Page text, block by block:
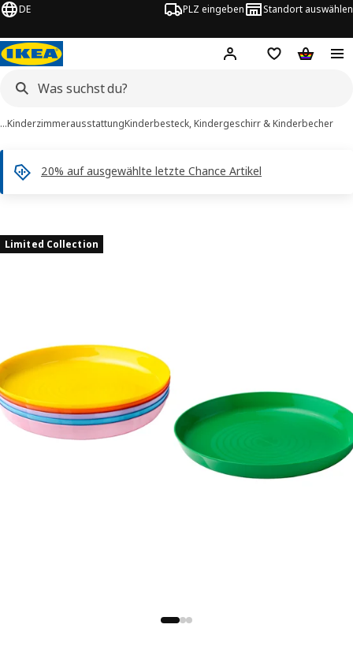
DE PLZ eingeben Standort auswählen
Hej! Hier einloggen
Merkzettel
…KinderzimmerausstattungKinderbesteck, Kindergeschirr & Kinderbecher
20% auf ausgewählte letzte Chance Artikel
Limited Collection